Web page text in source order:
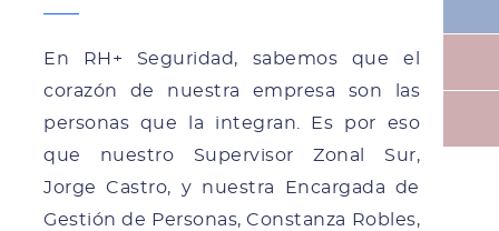
En RH+ Seguridad, sabemos que el
corazón de nuestra empresa son las
personas que la integran. Es por eso
que nuestro Supervisor Zonal Sur,
Jorge Castro, y nuestra Encargada de
Gestión de Personas, Constanza Robles,